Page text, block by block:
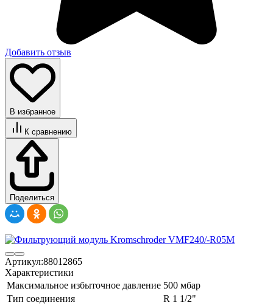
Добавить отзыв
В избранное
К сравнению
Поделиться
Артикул:88012865
Характеристики
Максимальное избыточное давление 500 мбар
Тип соединения
R 1 1/2"